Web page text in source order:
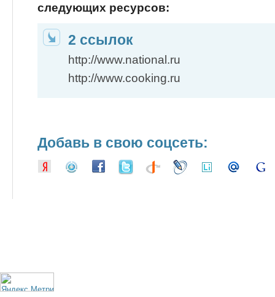
следующих ресурсов:
2 ссылок
http://www.national.ru
http://www.cooking.ru
Добавь в свою соцсеть: